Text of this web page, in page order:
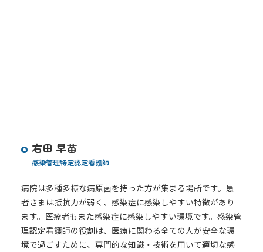
右田 早苗
感染管理特定認定看護師
病院は多種多様な病原菌を持った方が集まる場所です。患
者さまは抵抗力が弱く、感染症に感染しやすい特徴があり
ます。医療者もまた感染症に感染しやすい環境です。感染管
理認定看護師の役割は、医療に関わる全ての人が安全な環
境で過ごすために、専門的な知識・技術を用いて適切な感